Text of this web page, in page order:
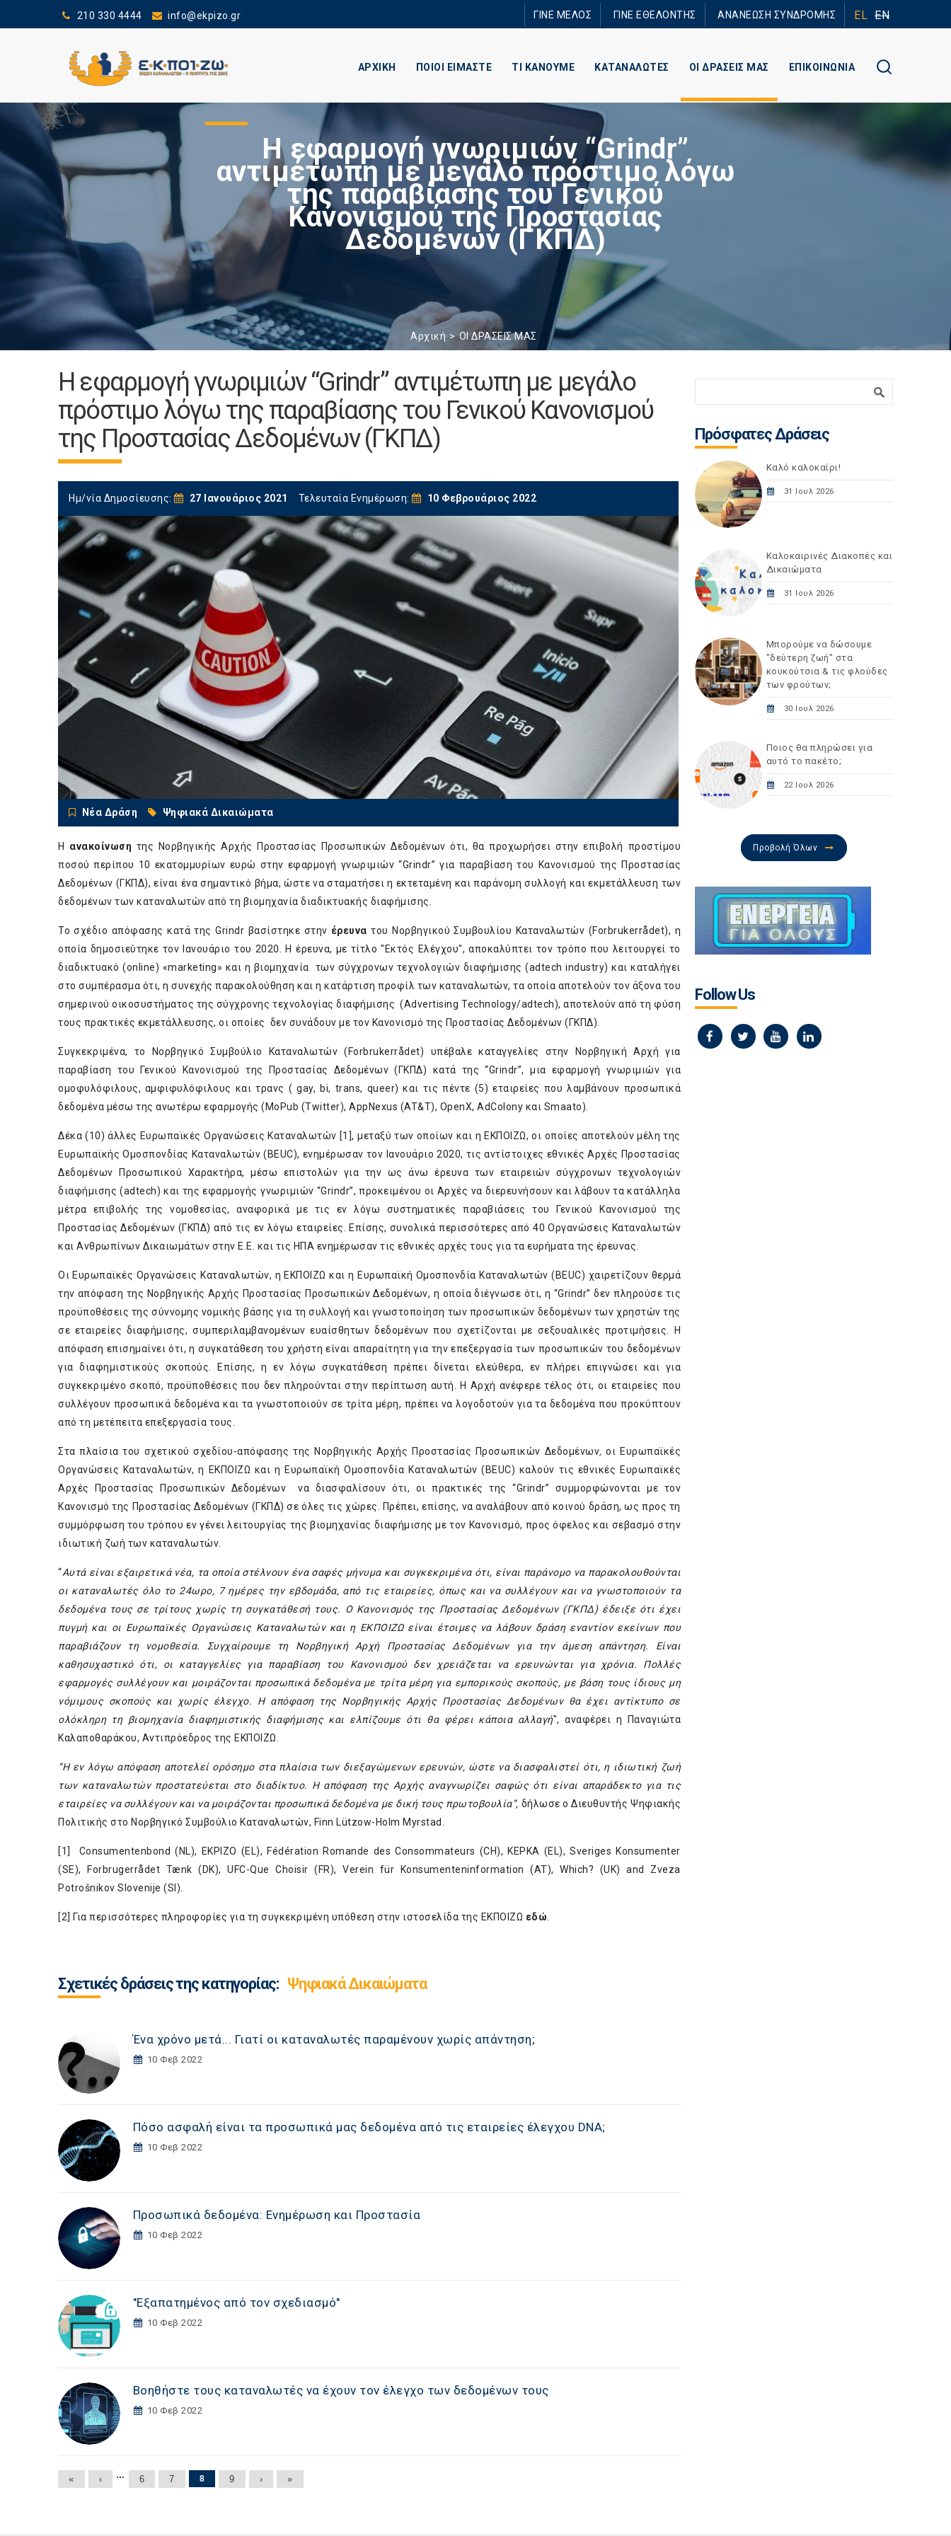
210 330 4444 info@ekpizo.gr ΓΙΝΕ ΜΕΛΟΣ ΓΙΝΕ ΕΘΕΛΟΝΤΗΣ ΑΝΑΝΕΩΣΗ ΣΥΝΔΡΟΜΗΣ EL EN
ΑΡΧΙΚΗ ΠΟΙΟΙ ΕΙΜΑΣΤΕ ΤΙ ΚΑΝΟΥΜΕ ΚΑΤΑΝΑΛΩΤΕΣ ΟΙ ΔΡΑΣΕΙΣ ΜΑΣ ΕΠΙΚΟΙΝΩΝΙΑ
Η εφαρμογή γνωριμιών “Grindr”
αντιμέτωπη με μεγάλο πρόστιμο λόγω
της παραβίασης του Γενικού
Κανονισμού της Προστασίας
Δεδομένων (ΓΚΠΔ)
Αρχική ΟΙ ΔΡΑΣΕΙΣ ΜΑΣ
Η εφαρμογή γνωριμιών “Grindr” αντιμέτωπη με μεγάλο
πρόστιμο λόγω της παραβίασης του Γενικού Κανονισμού
της Προστασίας Δεδομένων (ΓΚΠΔ)
Ημ/νία Δημοσίευσης: 27 Ιανουάριος 2021 Τελευταία Ενημέρωση: 10 Φεβρουάριος 2022
Νέα Δράση Ψηφιακά Δικαιώματα
Η ανακοίνωση της Νορβηγικής Αρχής Προστασίας Προσωπικών Δεδομένων ότι, θα προχωρήσει στην επιβολή προστίμου
ποσού περίπου 10 εκατομμυρίων ευρώ στην εφαρμογή γνωριμιών “Grindr” για παραβίαση του Κανονισμού της Προστασίας
Δεδομένων (ΓΚΠΔ), είναι ένα σημαντικό βήμα, ώστε να σταματήσει η εκτεταμένη και παράνομη συλλογή και εκμετάλλευση των
δεδομένων των καταναλωτών από τη βιομηχανία διαδικτυακής διαφήμισης.
Το σχέδιο απόφασης κατά της Grindr βασίστηκε στην έρευνα του Νορβηγικού Συμβουλίου Καταναλωτών (Forbrukerrådet), η
οποία δημοσιεύτηκε τον Ιανουάριο του 2020. Η έρευνα, με τίτλο "Εκτός Ελέγχου", αποκαλύπτει τον τρόπο που λειτουργεί το
διαδικτυακό (online) «marketing» και η βιομηχανία των σύγχρονων τεχνολογιών διαφήμισης (adtech industry) και καταλήγει
στο συμπέρασμα ότι, η συνεχής παρακολούθηση και η κατάρτιση προφίλ των καταναλωτών, τα οποία αποτελούν τον άξονα του
σημερινού οικοσυστήματος της σύγχρονης τεχνολογίας διαφήμισης (Advertising Technology/adtech), αποτελούν από τη φύση
τους πρακτικές εκμετάλλευσης, οι οποίες δεν συνάδουν με τον Κανονισμό της Προστασίας Δεδομένων (ΓΚΠΔ).
Συγκεκριμένα, το Νορβηγικό Συμβούλιο Καταναλωτών (Forbrukerrådet) υπέβαλε καταγγελίες στην Νορβηγική Αρχή για
παραβίαση του Γενικού Κανονισμού της Προστασίας Δεδομένων (ΓΚΠΔ) κατά της “Grindr”, μια εφαρμογή γνωριμιών για
ομοφυλόφιλους, αμφιφυλόφιλους και τρανς ( gay, bi, trans, queer) και τις πέντε (5) εταιρείες που λαμβάνουν προσωπικά
δεδομένα μέσω της ανωτέρω εφαρμογής (MoPub (Twitter), AppNexus (AT&T), OpenX, AdColony και Smaato).
Δέκα (10) άλλες Ευρωπαϊκές Οργανώσεις Καταναλωτών [1], μεταξύ των οποίων και η ΕΚΠΟΙΖΩ, οι οποίες αποτελούν μέλη της
Ευρωπαϊκής Ομοσπονδίας Καταναλωτών (BEUC), ενημέρωσαν τον Ιανουάριο 2020, τις αντίστοιχες εθνικές Αρχές Προστασίας
Δεδομένων Προσωπικού Χαρακτήρα, μέσω επιστολών για την ως άνω έρευνα των εταιρειών σύγχρονων τεχνολογιών
διαφήμισης (adtech) και της εφαρμογής γνωριμιών “Grindr”, προκειμένου οι Αρχές να διερευνήσουν και λάβουν τα κατάλληλα
μέτρα επιβολής της νομοθεσίας, αναφορικά με τις εν λόγω συστηματικές παραβιάσεις του Γενικού Κανονισμού της
Προστασίας Δεδομένων (ΓΚΠΔ) από τις εν λόγω εταιρείες. Επίσης, συνολικά περισσότερες από 40 Οργανώσεις Καταναλωτών
και Ανθρωπίνων Δικαιωμάτων στην Ε.Ε. και τις ΗΠΑ ενημέρωσαν τις εθνικές αρχές τους για τα ευρήματα της έρευνας.
Oι Ευρωπαϊκές Οργανώσεις Καταναλωτών, η ΕΚΠΟΙΖΩ και η Ευρωπαϊκή Ομοσπονδία Καταναλωτών (BEUC) χαιρετίζουν θερμά
την απόφαση της Νορβηγικής Αρχής Προστασίας Προσωπικών Δεδομένων, η οποία διέγνωσε ότι, η “Grindr” δεν πληρούσε τις
προϋποθέσεις της σύννομης νομικής βάσης για τη συλλογή και γνωστοποίηση των προσωπικών δεδομένων των χρηστών της
σε εταιρείες διαφήμισης, συμπεριλαμβανομένων ευαίσθητων δεδομένων που σχετίζονται με σεξουαλικές προτιμήσεις. Η
απόφαση επισημαίνει ότι, η συγκατάθεση του χρήστη είναι απαραίτητη για την επεξεργασία των προσωπικών του δεδομένων
για διαφημιστικούς σκοπούς. Επίσης, η εν λόγω συγκατάθεση πρέπει δίνεται ελεύθερα, εν πλήρει επιγνώσει και για
συγκεκριμένο σκοπό, προϋποθέσεις που δεν πληρούνται στην περίπτωση αυτή. Η Αρχή ανέφερε τέλος ότι, οι εταιρείες που
συλλέγουν προσωπικά δεδομένα και τα γνωστοποιούν σε τρίτα μέρη, πρέπει να λογοδοτούν για τα δεδομένα που προκύπτουν
από τη μετέπειτα επεξεργασία τους.
Στα πλαίσια του σχετικού σχεδίου-απόφασης της Νορβηγικής Αρχής Προστασίας Προσωπικών Δεδομένων,οι Ευρωπαϊκές
Οργανώσεις Καταναλωτών, η ΕΚΠΟΙΖΩ και η Ευρωπαϊκή Ομοσπονδία Καταναλωτών (BEUC) καλούν τις εθνικές Ευρωπαϊκές
Αρχές Προστασίας Προσωπικών Δεδομένων να διασφαλίσουν ότι, οι πρακτικές της “Grindr” συμμορφώνονται με τον
Κανονισμό της Προστασίας Δεδομένων (ΓΚΠΔ) σε όλες τις χώρες. Πρέπει, επίσης, να αναλάβουν από κοινού δράση, ως προς τη
συμμόρφωση του τρόπου εν γένει λειτουργίας της βιομηχανίας διαφήμισης με τον Κανονισμό, προς όφελος και σεβασμό στην
ιδιωτική ζωή των καταναλωτών.
“Αυτά είναι εξαιρετικά νέα, τα οποία στέλνουν ένα σαφές μήνυμα και συγκεκριμένα ότι, είναι παράνομο να παρακολουθούνται
οι καταναλωτές όλο το 24ωρο, 7 ημέρες την εβδομάδα, από τις εταιρείες, όπως και να συλλέγουν και να γνωστοποιούν τα
δεδομένα τους σε τρίτους χωρίς τη συγκατάθεσή τους. Ο Κανονισμός της Προστασίας Δεδομένων (ΓΚΠΔ) έδειξε ότι έχει
πυγμή και οι Ευρωπαϊκές Οργανώσεις Καταναλωτών και η ΕΚΠΟΙΖΩ είναι έτοιμες να λάβουν δράση εναντίον εκείνων που
παραβιάζουν τη νομοθεσία. Συγχαίρουμε τη Νορβηγική Αρχή Προστασίας Δεδομένων για την άμεση απάντηση. Είναι
καθησυχαστικό ότι, οι καταγγελίες για παραβίαση του Κανονισμού δεν χρειάζεται να ερευνώνται για χρόνια. Πολλές
εφαρμογές συλλέγουν και μοιράζονται προσωπικά δεδομένα με τρίτα μέρη για εμπορικούς σκοπούς, με βάση τους ίδιους μη
νόμιμους σκοπούς και χωρίς έλεγχο. Η απόφαση της Νορβηγικής Αρχής Προστασίας Δεδομένων θα έχει αντίκτυπο σε
ολόκληρη τη βιομηχανία διαφημιστικής διαφήμισης και ελπίζουμε ότι θα φέρει κάποια αλλαγή", αναφέρει η Παναγιώτα
Καλαποθαράκου, Αντιπρόεδρος της ΕΚΠΟΙΖΩ.
“Η εν λόγω απόφαση αποτελεί ορόσημο στα πλαίσια των διεξαγώμενων ερευνών, ώστε να διασφαλιστεί ότι, η ιδιωτική ζωή
των καταναλωτών προστατεύεται στο διαδίκτυο. Η απόφαση της Αρχής αναγνωρίζει σαφώς ότι είναι απαράδεκτο για τις
εταιρείες να συλλέγουν και να μοιράζονται προσωπικά δεδομένα με δική τους πρωτοβουλία”, δήλωσε ο Διευθυντής Ψηφιακής
Πολιτικής στο Νορβηγικό Συμβούλιο Καταναλωτών, Finn Lützow-Holm Myrstad.
[1] Consumentenbond (NL), EKPIZO (EL), Fédération Romande des Consommateurs (CH), KEPKA (EL), Sveriges Konsumenter
(SE), Forbrugerrådet Tænk (DK), UFC-Que Choisir (FR), Verein für Konsumenteninformation (AT), Which? (UK) and Zveza
Potrošnikov Slovenije (SI).
[2] Για περισσότερες πληροφορίες για τη συγκεκριμένη υπόθεση στην ιστοσελίδα της ΕΚΠΟΙΖΩ εδώ
Σχετικές δράσεις της κατηγορίας: Ψηφιακά Δικαιώματα
Ένα χρόνο μετά... Γιατί οι καταναλωτές παραμένουν χωρίς απάντηση;
10 Φεβ 2022
Πόσο ασφαλή είναι τα προσωπικά μας δεδομένα από τις εταιρείες έλεγχου DNA;
10 Φεβ 2022
Προσωπικά δεδομένα: Ενημέρωση και Προστασία
10 Φεβ 2022
"Εξαπατημένος από τον σχεδιασμό"
10 Φεβ 2022
Βοηθήστε τους καταναλωτές να έχουν τον έλεγχο των δεδομένων τους
10 Φεβ 2022
Σελίδες
« ‹ … 6 7 8 9 › »
Πρόσφατες Δράσεις
Καλό καλοκαίρι!
31 Ιουλ 2026
Καλοκαιρινές Διακοπές και
Δικαιώματα
31 Ιουλ 2026
Μπορούμε να δώσουμε
"δεύτερη ζωή" στα
κουκούτσια & τις φλούδες
των φρούτων;
30 Ιουλ 2026
Ποιος θα πληρώσει για
αυτό το πακέτο;
22 Ιουλ 2026
Προβολή Όλων
Follow Us